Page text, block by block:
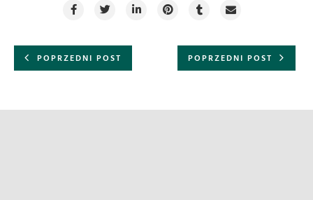
POPRZEDNI POST POPRZEDNI POST